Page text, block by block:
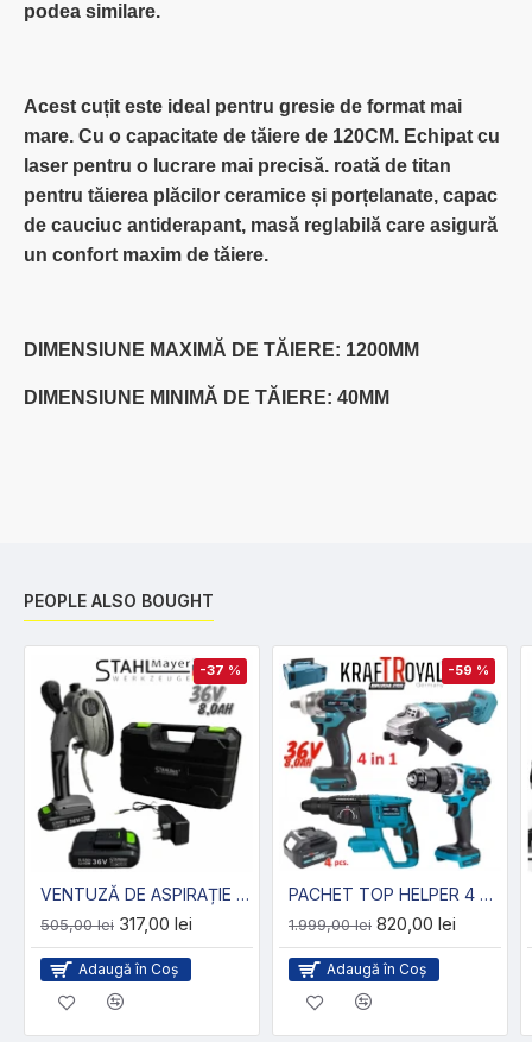
podea similare.
Acest cuțit este ideal pentru gresie de format mai
mare. Cu o capacitate de tăiere de 120CM. Echipat cu
laser pentru o lucrare mai precisă. roată de titan
pentru tăierea plăcilor ceramice și porțelanate, capac
de cauciuc antiderapant, masă reglabilă care asigură
un confort maxim de tăiere.
DIMENSIUNE MAXIMĂ DE TĂIERE: 1200MM
DIMENSIUNE MINIMĂ DE TĂIERE: 40MM
PEOPLE ALSO BOUGHT
-37 %
VENTUZĂ DE ASPIRAȚIE REÎNCĂRCABILĂ PENTRU GRESIE 36V 8AH (VIBRATOR) STAHL MAYER
505,00 lei 317,00 lei
Adaugă în Coş
-59 %
PACHET TOP HELPER 4 PIESE : BORMASINA CU IMPACT+BORMASINA DE GAURIT SI INSURUBAT+FLEX+CIOCAN ROTOPERCUTOR CU 3 ACUMULATORI 36V 8AH
1.999,00 lei 820,00 lei
Adaugă în Coş